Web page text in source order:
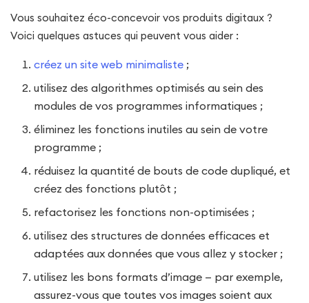
Vous souhaitez éco-concevoir vos produits digitaux ?
Voici quelques astuces qui peuvent vous aider :
créez un site web minimaliste ;
utilisez des algorithmes optimisés au sein des
modules de vos programmes informatiques ;
éliminez les fonctions inutiles au sein de votre
programme ;
réduisez la quantité de bouts de code dupliqué, et
créez des fonctions plutôt ;
refactorisez les fonctions non-optimisées ;
utilisez des structures de données efficaces et
adaptées aux données que vous allez y stocker ;
utilisez les bons formats d’image — par exemple,
assurez-vous que toutes vos images soient aux